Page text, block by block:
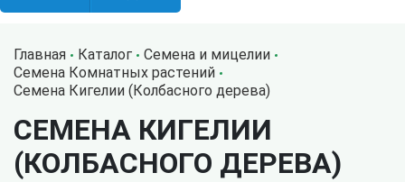
Главная Каталог
Семена и мицелии
Семена Комнатных растений
Семена Кигелии (Колбасного дерева)
СЕМЕНА КИГЕЛИИ
(КОЛБАСНОГО ДЕРЕВА)